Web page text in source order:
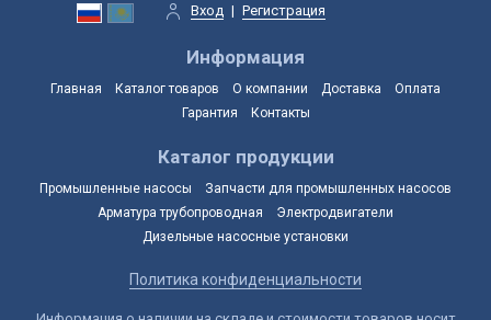
Вход | Регистрация
Информация
Главная Каталог товаров О компании Доставка
Оплата
Гарантия
Контакты
Каталог продукции
Промышленные насосы
Запчасти для промышленных насосов
Арматура трубопроводная
Электродвигатели
Дизельные насосные установки
Политика конфиденциальности